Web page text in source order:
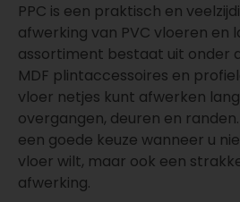
PPC is een praktisch en
afwerking van PVC vloeren en
assortiment bestaat uit onder
MDF plintaccessoires en
vloer netjes kunt afwerken
overgangen, deuren en
een goede keuze wanneer u
vloer wilt, maar ook een
afwerking.